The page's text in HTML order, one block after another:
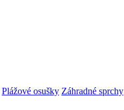
Plážové osušky Záhradné sprchy